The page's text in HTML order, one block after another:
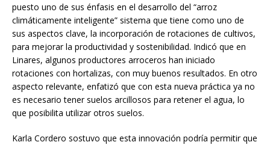
puesto uno de sus énfasis en el desarrollo del “arroz
climáticamente inteligente” sistema que tiene como uno de
sus aspectos clave, la incorporación de rotaciones de cultivos,
para mejorar la productividad y sostenibilidad. Indicó que en
Linares, algunos productores arroceros han iniciado
rotaciones con hortalizas, con muy buenos resultados. En otro
aspecto relevante, enfatizó que con esta nueva práctica ya no
es necesario tener suelos arcillosos para retener el agua, lo
que posibilita utilizar otros suelos.
Karla Cordero sostuvo que esta innovación podría permitir que